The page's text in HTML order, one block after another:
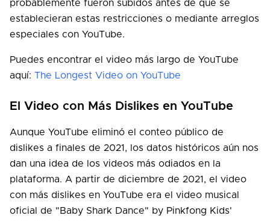
probablemente fueron subidos antes de que se
establecieran estas restricciones o mediante arreglos
especiales con YouTube.
Puedes encontrar el video más largo de YouTube
aquí: The Longest Video on YouTube
El Video con Más Dislikes en YouTube
Aunque YouTube eliminó el conteo público de
dislikes a finales de 2021, los datos históricos aún nos
dan una idea de los videos más odiados en la
plataforma. A partir de diciembre de 2021, el video
con más dislikes en YouTube era el video musical
oficial de "Baby Shark Dance" by Pinkfong Kids'